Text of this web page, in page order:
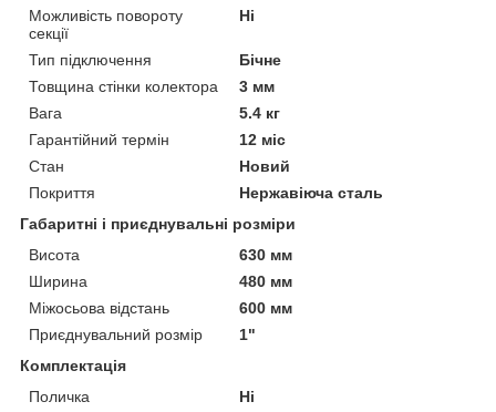
Можливість повороту
секції
Ні
Тип підключення
Бічне
Товщина стінки колектора
3 мм
Вага
5.4 кг
Гарантійний термін
12 міс
Стан
Новий
Покриття
Нержавіюча сталь
Габаритні і приєднувальні розміри
Висота
630 мм
Ширина
480 мм
Міжосьова відстань
600 мм
Приєднувальний розмір
1"
Комплектація
Поличка
Ні